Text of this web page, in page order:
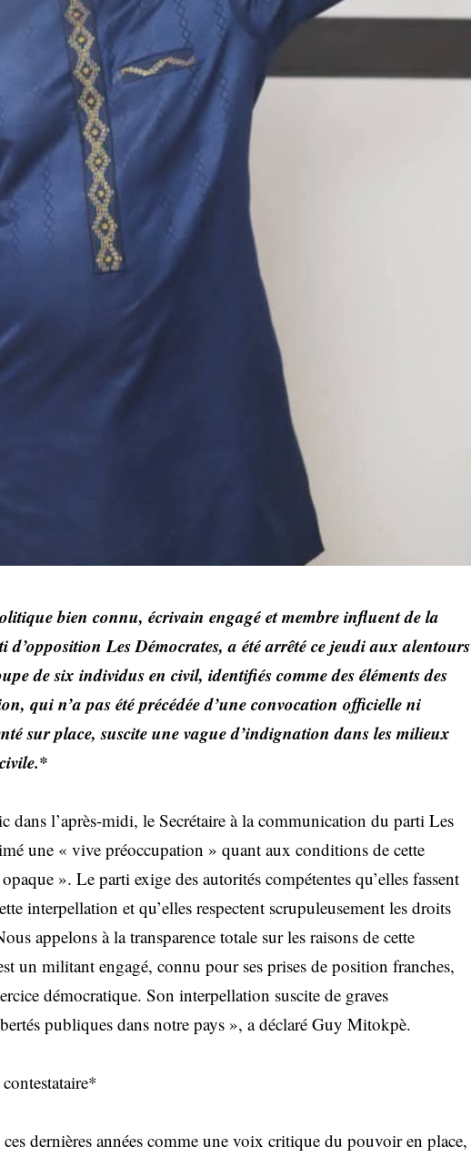
bien connu, écrivain engagé et membre influent de la
Les Démocrates, a été arrêté ce jeudi aux alentours
de six individus en civil, identifiés comme des éléments des
qui n’a pas été précédée d’une convocation officielle ni
sur place, suscite une vague d’indignation dans les milieux
l’après-midi, le Secrétaire à la communication du parti Les
une « vive préoccupation » quant aux conditions de cette
». Le parti exige des autorités compétentes qu’elles fassent
interpellation et qu’elles respectent scrupuleusement les droits
appelons à la transparence totale sur les raisons de cette
un militant engagé, connu pour ses prises de position franches,
démocratique. Son interpellation suscite de graves
publiques dans notre pays », a déclaré Guy Mitokpè.
dernières années comme une voix critique du pouvoir en place,